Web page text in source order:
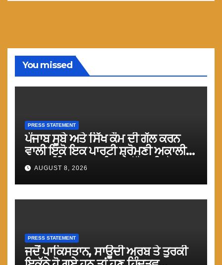
You missed
PRESS STATEMENT
ਪੰਜਾਬ ਸੂਬੇ ਅਤੇ ਸਿੱਖ ਕੌਮ ਦੀ ਗੱਲ ਕਰਨ
ਵਾਲੀ ਇਕੋ ਇਕ ਪਾਰਟੀ ਸ਼੍ਰੋਮਣੀ ਅਕਾਲੀ
ਦਲ (ਅੰਮ੍ਰਿਤਸਰ) ਨੂੰ ਹਰ ਪੱਖੋ ਸਹਿਯੋਗ
ਕੀਤਾ ਜਾਵੇ : ਮਾਨ
AUGUST 8, 2026
PRESS STATEMENT
ਜਦੋਂ ਪਾਕਿਸਤਾਨ, ਸਾਊਦੀ ਅਰਬ ਤੇ ਤੁਰਕੀ